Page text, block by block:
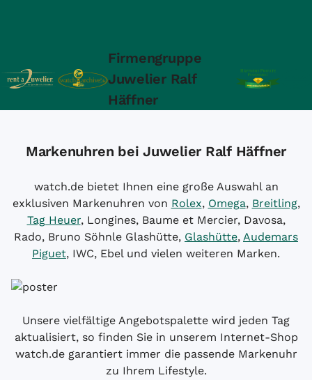
Firmengruppe
Juwelier Ralf
Häffner
Markenuhren bei Juwelier Ralf Häffner
watch.de bietet Ihnen eine große Auswahl an
exklusiven Markenuhren von Rolex, Omega, Breitling,
Tag Heuer, Longines, Baume et Mercier, Davosa,
Rado, Bruno Söhnle Glashütte, Glashütte, Audemars
Piguet, IWC, Ebel und vielen weiteren Marken.
Unsere vielfältige Angebotspalette wird jeden Tag
aktualisiert, so finden Sie in unserem Internet-Shop
watch.de garantiert immer die passende Markenuhr
zu Ihrem Lifestyle.